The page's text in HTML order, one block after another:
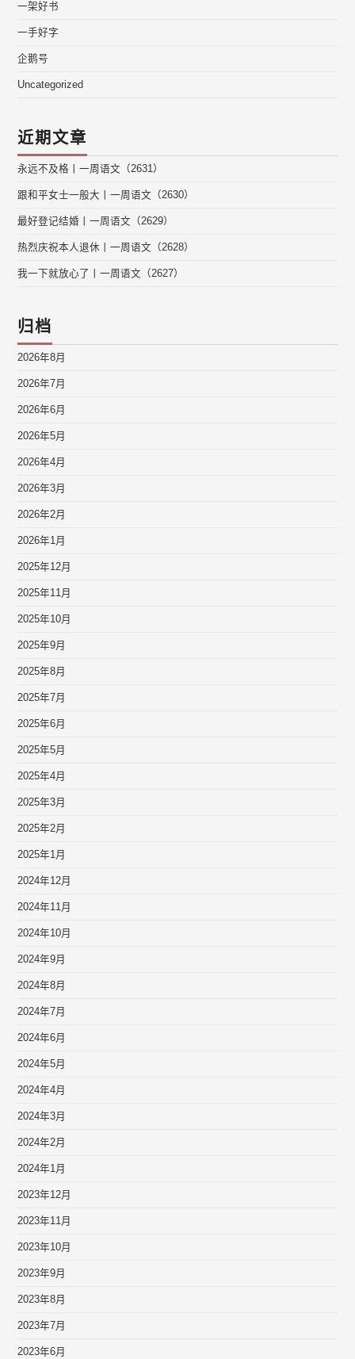
一架好书
一手好字
企鹅号
Uncategorized
近期文章
永远不及格丨一周语文（2631）
跟和平女士一般大丨一周语文（2630）
最好登记结婚丨一周语文（2629）
热烈庆祝本人退休丨一周语文（2628）
我一下就放心了丨一周语文（2627）
归档
2026年8月
2026年7月
2026年6月
2026年5月
2026年4月
2026年3月
2026年2月
2026年1月
2025年12月
2025年11月
2025年10月
2025年9月
2025年8月
2025年7月
2025年6月
2025年5月
2025年4月
2025年3月
2025年2月
2025年1月
2024年12月
2024年11月
2024年10月
2024年9月
2024年8月
2024年7月
2024年6月
2024年5月
2024年4月
2024年3月
2024年2月
2024年1月
2023年12月
2023年11月
2023年10月
2023年9月
2023年8月
2023年7月
2023年6月